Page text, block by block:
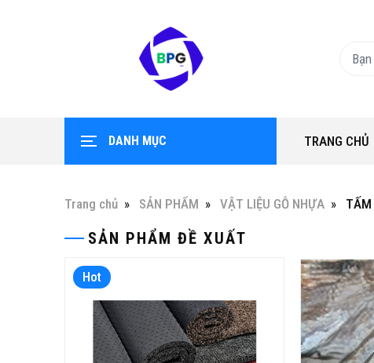
DANH MỤC TRANG CHỦ
Trang chủ SẢN PHẨM VẬT LIỆU GỖ NHỰA TẤM
SẢN PHẨM ĐỀ XUẤT
Hot Hot